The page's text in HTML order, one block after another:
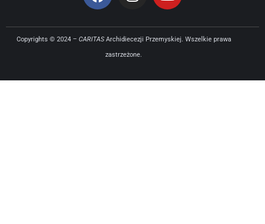
Copyrights © 2024 – CARITASArchidiecezji Przemyskiej. Wszelkie prawa
zastrzeżone.